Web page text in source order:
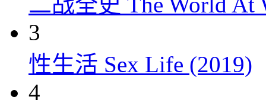
3
性生活 Sex Life (2019)
4